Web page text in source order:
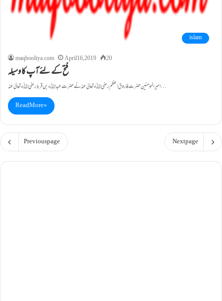
islam
maqbooliya.com
April 16, 2019 20
فتح کے لئے آپ کا وسیلہ
امیر المؤمنین حضرت فاروق اعظم رضی اﷲ تعالیٰ عنہ نے حضرت عبداﷲ بن قرط رضی اﷲ تعالیٰ عنہ…
Read More »
Previous page Next page